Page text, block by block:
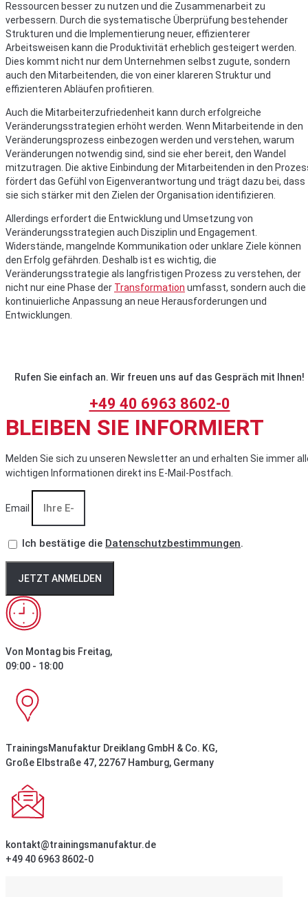
Ressourcen besser zu nutzen und die Zusammenarbeit zu
verbessern. Durch die systematische Überprüfung bestehender
Strukturen und die Implementierung neuer, effizienterer
Arbeitsweisen kann die Produktivität erheblich gesteigert werden.
Dies kommt nicht nur dem Unternehmen selbst zugute, sondern
auch den Mitarbeitenden, die von einer klareren Struktur und
effizienteren Abläufen profitieren.
Auch die Mitarbeiterzufriedenheit kann durch erfolgreiche
Veränderungsstrategien erhöht werden. Wenn Mitarbeitende in den
Veränderungsprozess einbezogen werden und verstehen, warum
Veränderungen notwendig sind, sind sie eher bereit, den Wandel
mitzutragen. Die aktive Einbindung der Mitarbeitenden in den
fördert das Gefühl von Eigenverantwortung und trägt dazu bei, dass
sie sich stärker mit den Zielen der Organisation identifizieren.
Allerdings erfordert die Entwicklung und Umsetzung von
Veränderungsstrategien auch Disziplin und Engagement.
Widerstände, mangelnde Kommunikation oder unklare Ziele können
den Erfolg gefährden. Deshalb ist es wichtig, die
Veränderungsstrategie als langfristigen Prozess zu verstehen, der
nicht nur eine Phase der Transformation umfasst, sondern auch die
kontinuierliche Anpassung an neue Herausforderungen und
Entwicklungen.
Rufen Sie einfach an. Wir freuen uns auf das Gespräch mit Ihnen!
+49 40 6963 8602-0
BLEIBEN SIE INFORMIERT
Melden Sie sich zu unseren Newsletter an und erhalten Sie immer
wichtigen Informationen direkt ins E-Mail-Postfach.
Email
Ich bestätige die Datenschutzbestimmungen.
JETZT ANMELDEN
Von Montag bis Freitag,
09:00 - 18:00
TrainingsManufaktur Dreiklang GmbH & Co. KG,
Große Elbstraße 47, 22767 Hamburg, Germany
kontakt@trainingsmanufaktur.de
+49 40 6963 8602-0